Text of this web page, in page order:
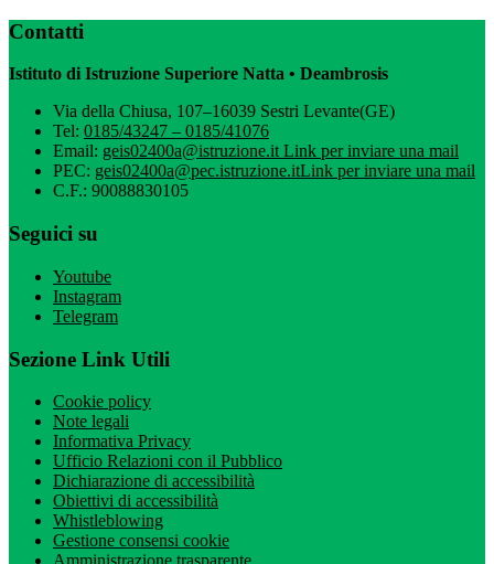
Contatti
Istituto di Istruzione Superiore Natta • Deambrosis
Via della Chiusa, 107–16039 Sestri Levante(GE)
Tel: 0185/43247 – 0185/41076
Email: geis02400a@istruzione.itLink per inviare una mail
PEC: geis02400a@pec.istruzione.itLink per inviare una mail
C.F.: 90088830105
Seguici su
Youtube
Instagram
Telegram
Sezione Link Utili
Cookie policy
Note legali
Informativa Privacy
Ufficio Relazioni con il Pubblico
Dichiarazione di accessibilità
Obiettivi di accessibilità
Whistleblowing
Gestione consensi cookie